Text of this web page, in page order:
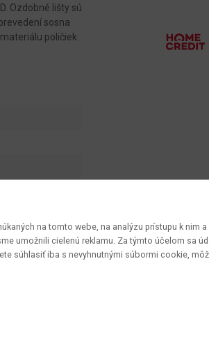
Ozdobné lišty sú
sosna
poličiek
na tomto webe, na analýzu prístupu k nim a
umožnili cielenú reklamu. Za týmto účelom sa
súhlasiť iba s nevyhnutnými súbormi cookie,